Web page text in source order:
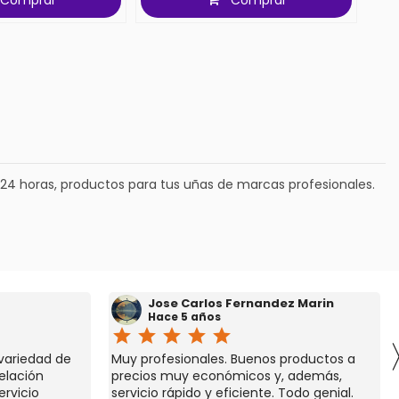
horas, productos para tus uñas de marcas profesionales.
de
Jose Carlos Fernandez Marin
Hace 5 años
star star star star star
Muy profesionales. Buenos productos a
precios muy económicos y, además,
servicio rápido y eficiente. Todo genial.